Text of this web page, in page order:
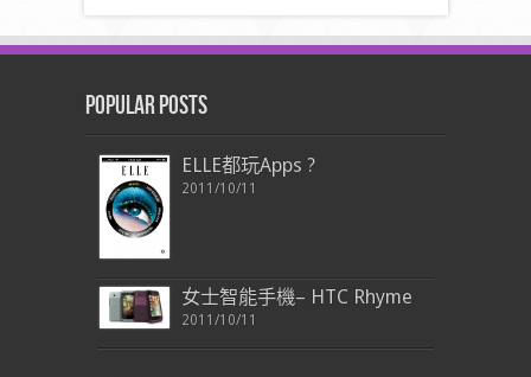
Popular Posts
ELLE都玩Apps ?
2011/10/11
女士智能手機– HTC Rhyme
2011/10/11